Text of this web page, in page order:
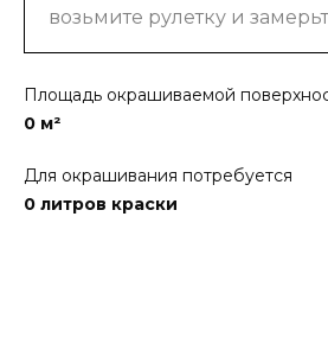
Площадь окрашиваемой
0 м²
Для окрашивания потребуется
0 литров краски